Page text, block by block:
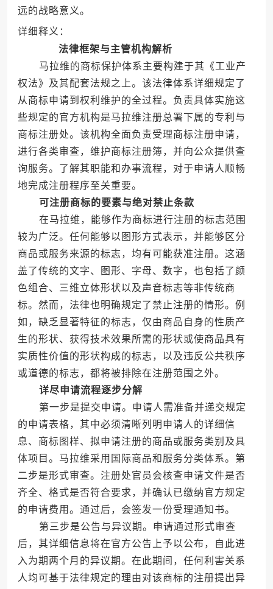
远的战略意义。
详细释义：
法律框架与主管机构解析
马拉维的商标保护体系主要构建于其《工业产
权法》及其配套法规之上。该法律体系详细规定了
从商标申请到权利维护的全过程。负责具体实施这
些规定的官方机构是马拉维注册总署下属的专利与
商标注册处。该机构全面负责受理商标注册申请，
进行各类审查，维护商标注册簿，并向公众提供查
询服务。了解其职能和办事流程，对于申请人顺畅
地完成注册程序至关重要。
可注册商标的要素与绝对禁止条款
在马拉维，能够作为商标进行注册的标志范围
较为广泛。任何能够以图形方式表示，并能够区分
商品或服务来源的标志，均有可能获准注册。这涵
盖了传统的文字、图形、字母、数字，也包括了颜
色组合、三维立体形状以及声音标志等非传统商
标。然而，法律也明确规定了禁止注册的情形。例
如，缺乏显著特征的标志，仅由商品自身的性质产
生的形状、获得技术效果所需的形状或使商品具有
实质性价值的形状构成的标志，以及违反公共秩序
或道德的标志，都将被排除在注册范围之外。
详尽申请流程逐步分解
第一步是提交申请。申请人需准备并递交规定
的申请表格，其中必须清晰列明申请人的详细信
息、商标图样、拟申请注册的商品或服务类别及具
体项目。马拉维采用国际商品和服务分类体系。第
二步是形式审查。注册处官员会核查申请文件是否
齐全、格式是否符合要求，并确认已缴纳官方规定
的申请费用。通过后，会签发一份受理通知书。
第三步是公告与异议期。申请通过形式审查
后，其详细信息将在官方公告上予以公布，自此进
入为期两个月的异议期。在此期间，任何利害关系
人均可基于法律规定的理由对该商标的注册提出异